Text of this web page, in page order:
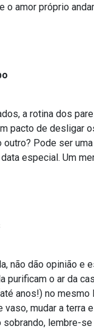
e o amor próprio
a rotina dos
pacto de desligar
outro? Pode ser
especial. Um
não dão opinião
purificam o ar da
anos!) no
vaso, mudar a terra
sobrando, lembre-